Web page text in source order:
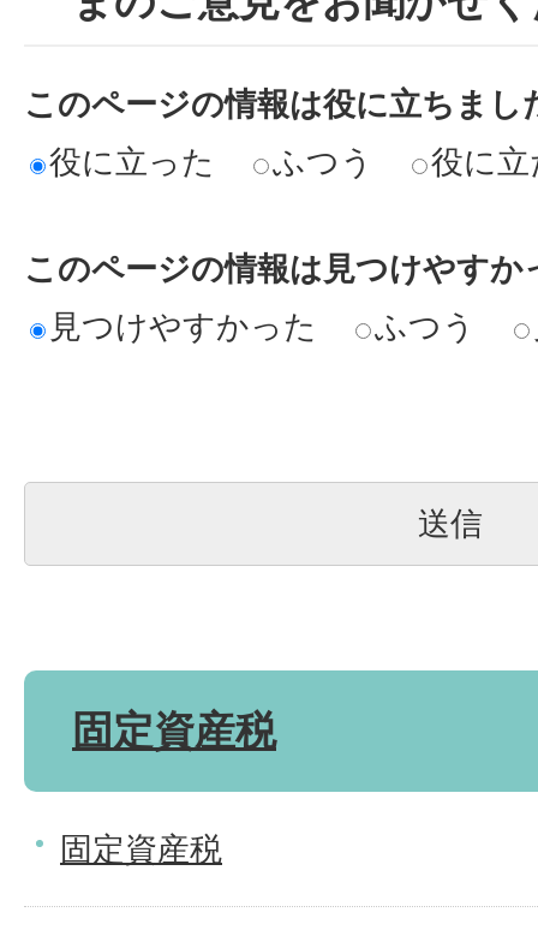
このページの情報は役に立ちまし
役に立った
ふつう 役に
このページの情報は見つけやすか
見つけやすかった
ふつう
固定資産税
固定資産税